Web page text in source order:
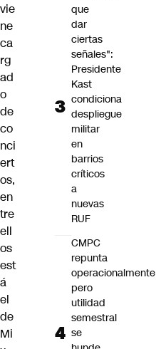
vie
ne
ca
rg
ad
o
de
co
nci
ert
os,
en
tre
ell
os
est
á
el
de
Mi
que
dar
ciertas
señales":
Presidente
Kast
condiciona
despliegue
militar
en
barrios
críticos
a
nuevas
RUF
CMPC
repunta
operacionalmente
pero
utilidad
semestral
se